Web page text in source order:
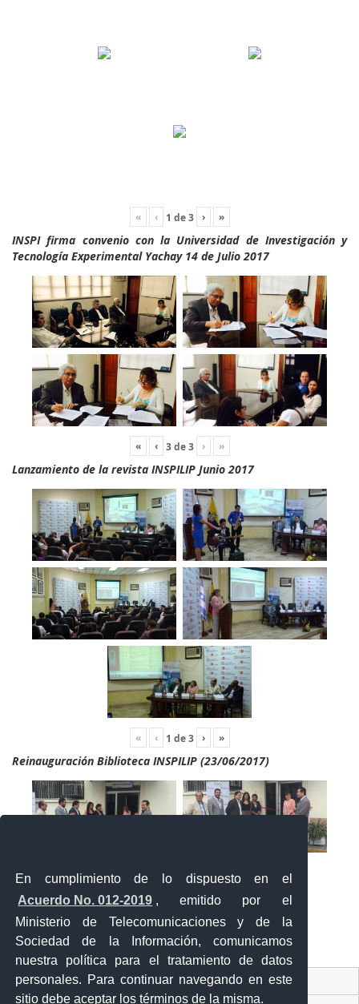
En cumplimiento de lo dispuesto en el
Acuerdo No. 012-2019 , emitido por el
Ministerio de Telecomunicaciones y de la
Sociedad de la Información, comunicamos
nuestra política para el tratamiento de datos
personales. Para continuar navegando en este
sitio debe aceptar los términos de la misma.
« ‹ 1 de3 › »
INSPI firma convenio con la Universidad de Investigación y
Tecnología Experimental Yachay 14 de Julio 2017
« ‹ 3de3 › »
Lanzamiento de la revista INSPILIP Junio 2017
« ‹ 1 de3 › »
Reinauguración Biblioteca INSPILIP (23/06/2017)
Contacto Ciudadano Digital